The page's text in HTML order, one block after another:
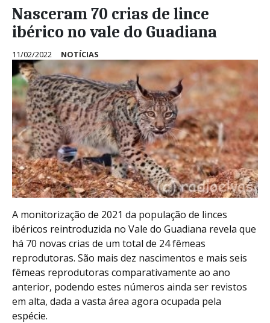
Nasceram 70 crias de lince
ibérico no vale do Guadiana
11/02/2022 NOTÍCIAS
A monitorização de 2021 da população de linces
ibéricos reintroduzida no Vale do Guadiana revela que
há 70 novas crias de um total de 24 fêmeas
reprodutoras. São mais dez nascimentos e mais seis
fêmeas reprodutoras comparativamente ao ano
anterior, podendo estes números ainda ser revistos
em alta, dada a vasta área agora ocupada pela
espécie.